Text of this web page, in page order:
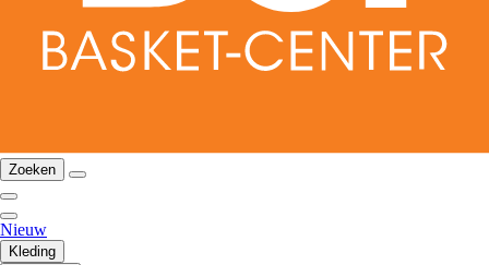
Zoeken
Nieuw
Kleding